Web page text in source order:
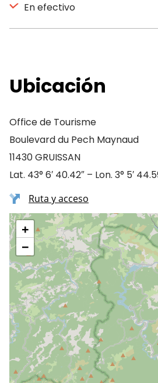
En efectivo
Ubicación
Office de Tourisme
Boulevard du Pech Maynaud
11430 GRUISSAN
Lat. 43° 6′ 40.42″ – Lon. 3° 5′
Ruta y acceso
+
−